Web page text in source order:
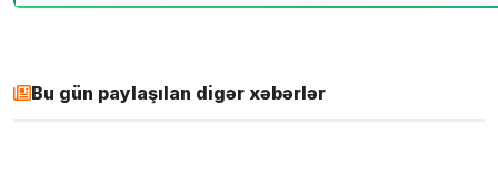
Bu gün paylaşılan digər xəbərlər